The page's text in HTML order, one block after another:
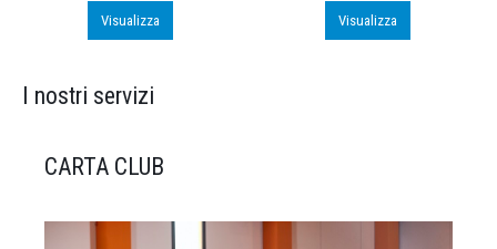
Visualizza Visualizza
I nostri servizi
CARTA CLUB